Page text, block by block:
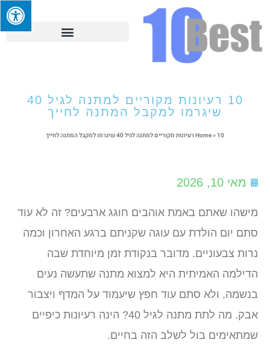
10 רעיונות מקוריים למתנה לגיל 40
שיגרמו למקבל המתנה לחייך
Home» 10 רעיונות מקוריים למתנה לגיל 40 שיגרמו למקבל המתנה לחייך
מאי 10, 2026
מישהו שאתם באמת אוהבים חוגג ארבעים? זה לא עוד
סתם יום הולדת עם עוגה שקניתם ברגע האחרון וכמה
נרות צבעוניים. מדובר בנקודת זמן מיוחדת שבה
הדילמה האמיתית היא למצוא מתנה שתעשה נעים
בנשמה, ולא סתם עוד חפץ שיעמוד על המדף ויצבור
אבק. מה לתת מתנה לגיל 40? הינה רעיונות כיפיים
שמתאימים בול לשלב הזה בחיים.